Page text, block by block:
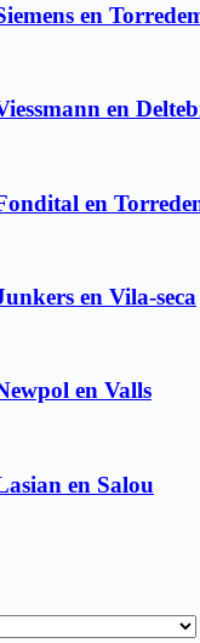
en
en
en
en Vila-seca
en Valls
en Salou